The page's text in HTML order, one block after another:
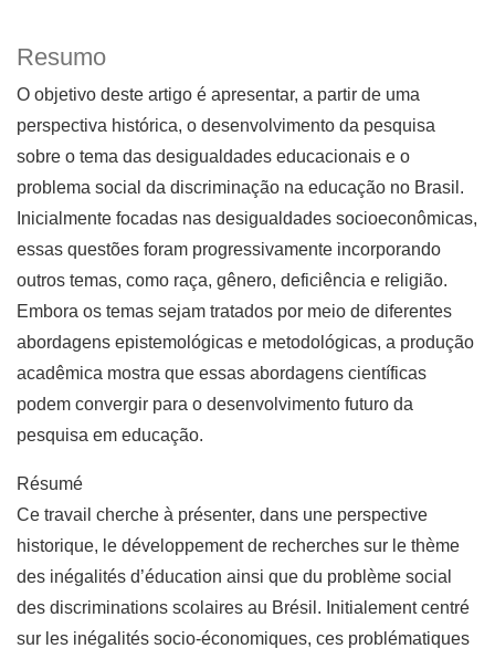
Resumo
O objetivo deste artigo é apresentar, a partir de uma
perspectiva histórica, o desenvolvimento da pesquisa
sobre o tema das desigualdades educacionais e o
problema social da discriminação na educação no Brasil.
Inicialmente focadas nas desigualdades socioeconômicas,
essas questões foram progressivamente incorporando
outros temas, como raça, gênero, deficiência e religião.
Embora os temas sejam tratados por meio de diferentes
abordagens epistemológicas e metodológicas, a produção
acadêmica mostra que essas abordagens científicas
podem convergir para o desenvolvimento futuro da
pesquisa em educação.
Résumé
Ce travail cherche à présenter, dans une perspective
historique, le développement de recherches sur le thème
des inégalités d’éducation ainsi que du problème social
des discriminations scolaires au Brésil. Initialement centré
sur les inégalités socio-économiques, ces problématiques